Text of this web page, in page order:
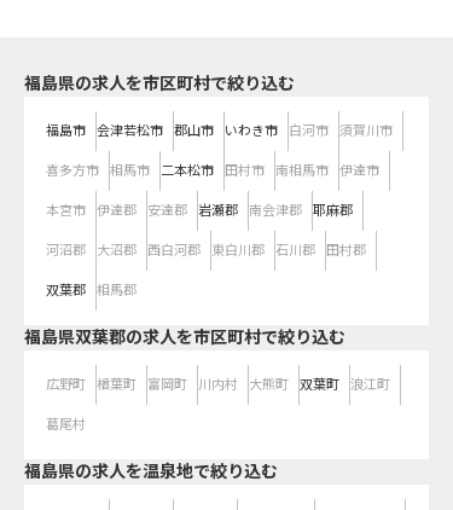
福島県の求人を市区町村で絞り込む
福島市 会津若松市 郡山市 いわき市 白河市 須賀川市
喜多方市 相馬市 二本松市 田村市 南相馬市 伊達市
本宮市 伊達郡 安達郡 岩瀬郡 南会津郡 耶麻郡
河沼郡 大沼郡 西白河郡 東白川郡 石川郡 田村郡
双葉郡 相馬郡
福島県双葉郡の求人を市区町村で絞り込む
広野町 楢葉町 富岡町 川内村 大熊町 双葉町 浪江町
葛尾村
福島県の求人を温泉地で絞り込む